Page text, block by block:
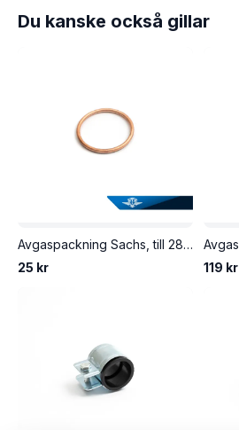
Du kanske också gillar
Avgaspackning Sachs, till 28mm avgasrör. Passar även Lifan 4-takt.
25 kr
119 kr